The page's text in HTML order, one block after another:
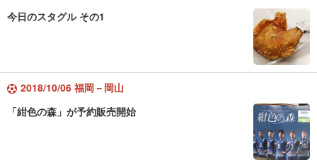
今日のスタグル その1
2018/10/06 福岡－岡山
「紺色の森」が予約販売開始